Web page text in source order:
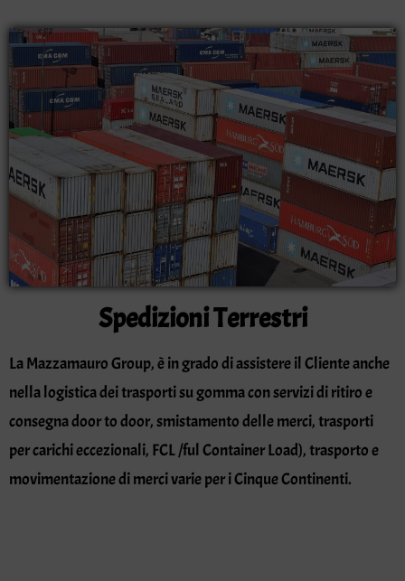
Spedizioni Terrestri
La Mazzamauro Group, è in grado di assistere il Cliente anche
nella logistica dei trasporti su gomma con servizi di ritiro e
consegna door to door, smistamento delle merci, trasporti
per carichi eccezionali, FCL /ful Container Load), trasporto e
movimentazione di merci varie per i Cinque Continenti.